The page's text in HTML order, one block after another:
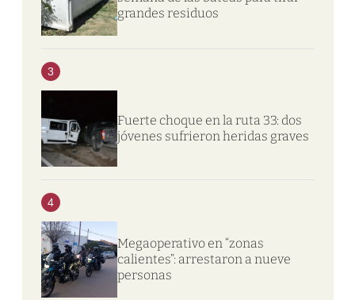
grandes residuos
3
Fuerte choque en la ruta 33: dos
jóvenes sufrieron heridas graves
4
Megaoperativo en “zonas
calientes”: arrestaron a nueve
personas